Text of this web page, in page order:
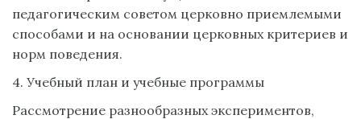
педагогическим советом церковно приемлемыми
способами и на основании церковных критериев и
норм поведения.
4. Учебный план и учебные программы
Рассмотрение разнообразных экспериментов,